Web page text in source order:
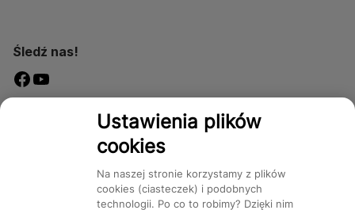
Śledź nas!
DostępnośćUstawienia plików
cookies
Na naszej stronie korzystamy z plików
cookies (ciasteczek) i podobnych
technologii. Po co to robimy? Dzięki nim